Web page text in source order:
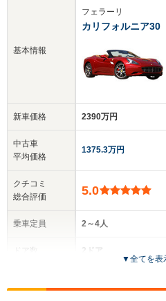
基本情報
新車価格
中古車
平均価格
クチコミ
総合評価
乗車定員
フェラーリ
カリフォルニア30
2390万円
1375.3万円
5.0
2～4人
2ドア
全高
▼全てを表